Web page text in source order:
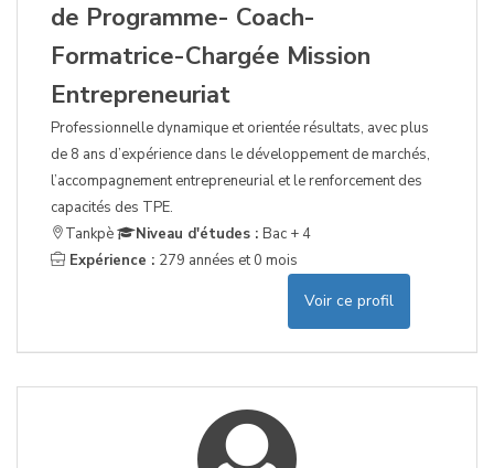
de Programme- Coach-
Formatrice-Chargée Mission
Entrepreneuriat
Professionnelle dynamique et orientée résultats, avec plus
de 8 ans d’expérience dans le développement de marchés,
l’accompagnement entrepreneurial et le renforcement des
capacités des TPE.
Tankpè
Niveau d'études : Bac + 4
Expérience : 279 années et 0 mois
Voir ce profil